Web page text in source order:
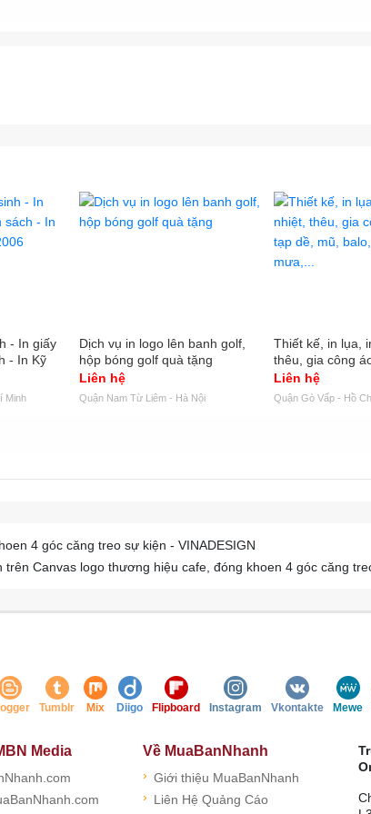
- In giấy
- In Kỹ
Minh
Dịch vụ in logo lên banh golf,
hộp bóng golf quà tặng
Liên hệ
Quận Nam Từ Liêm - Hà Nội
Thiết kế, in lụa,
thêu, gia công
mũ, balo, túi
Liên hệ
Quận Gò Vấp - Hồ
4 góc căng treo sự kiện - VINADESIGN
Canvas logo thương hiệu cafe, đóng khoen 4 góc căng
Tumblr Mix Diigo Flipboard Instagram Vkontakte Mewe
Media Về MuaBanNhanh
› Giới thiệu MuaBanNhanh
› Liên Hệ Quảng Cáo